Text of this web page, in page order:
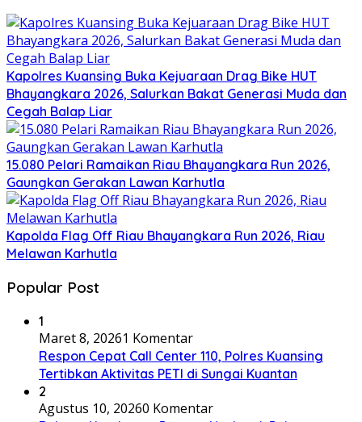
Kapolres Kuansing Buka Kejuaraan Drag Bike HUT
Bhayangkara 2026, Salurkan Bakat Generasi Muda dan
Cegah Balap Liar
15.080 Pelari Ramaikan Riau Bhayangkara Run 2026,
Gaungkan Gerakan Lawan Karhutla
Kapolda Flag Off Riau Bhayangkara Run 2026, Riau
Melawan Karhutla
Popular Post
1
Maret 8, 20261 Komentar
Respon Cepat Call Center 110, Polres Kuansing
Tertibkan Aktivitas PETI di Sungai Kuantan
2
Agustus 10, 20260 Komentar